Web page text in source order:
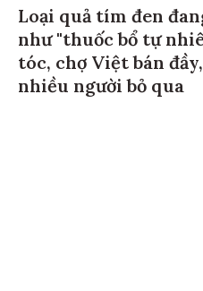
Loại quả tím đen
như "thuốc bổ tự
tóc, chợ Việt bán
nhiều người bỏ qua